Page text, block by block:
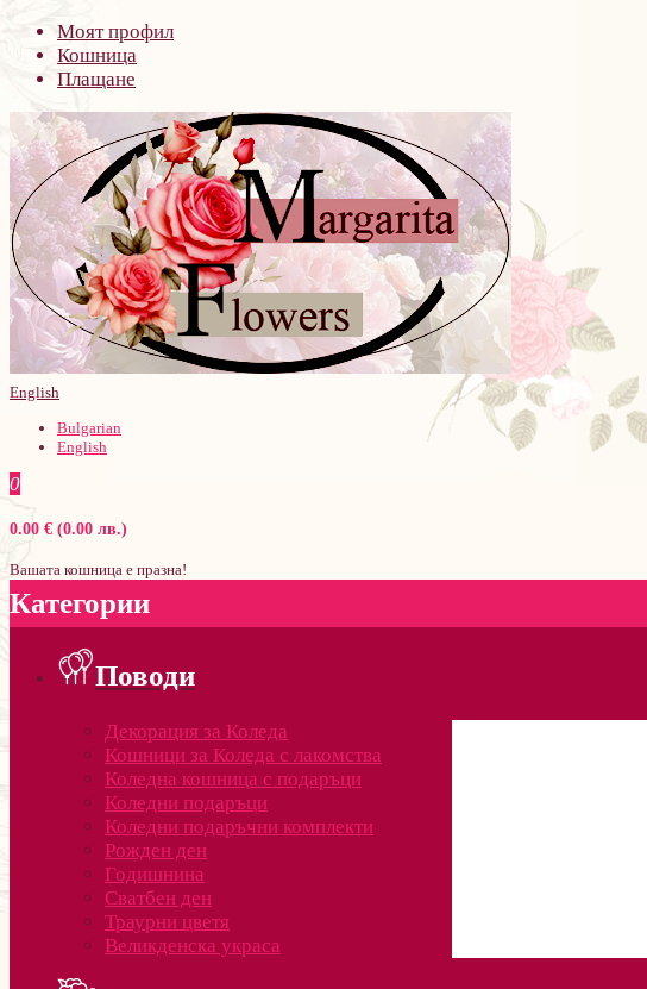
Моят профил
Кошница
Плащане
English
Bulgarian
English
0
0.00 € (0.00 лв.)
Вашата кошница е празна!
Категории
Поводи
Декорация за Коледа
Кошници за Коледа с лакомства
Коледна кошница с подаръци
Коледни подаръци
Коледни подаръчни комплекти
Рожден ден
Годишнина
Сватбен ден
Траурни цветя
Великденска украса